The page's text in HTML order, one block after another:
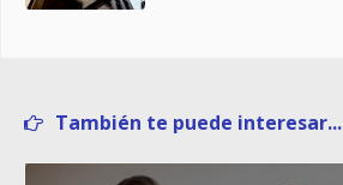
También te puede interesar...